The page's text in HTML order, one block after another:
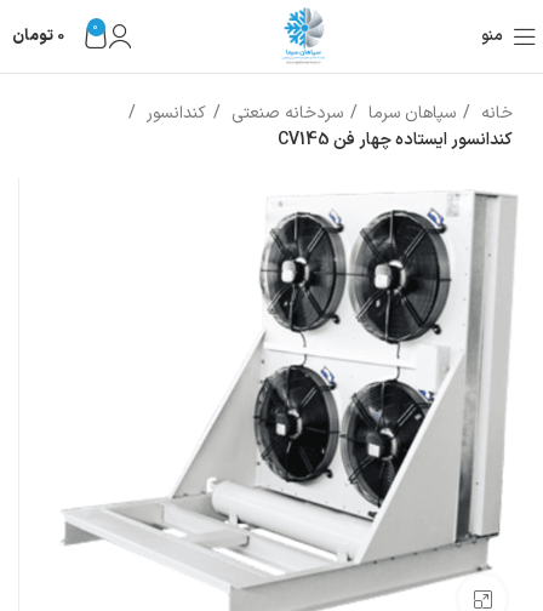
منو 0
0 تومان
خانه سپاهان سرما سردخانه صنعتی
کندانسور
کندانسور ایستاده چهار فن CV145
بزرگنمایی تصویر